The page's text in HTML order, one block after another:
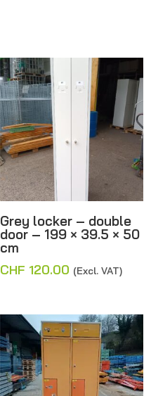
Grey locker – double
door – 199 × 39.5 × 50
cm
CHF 120.00 (Excl. VAT)